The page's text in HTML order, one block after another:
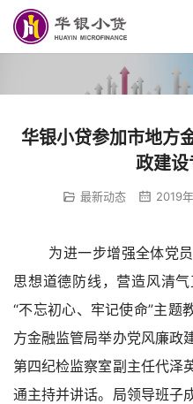
华银小贷参加市地方
政建
最新动态 2019
为进一步增强全体党
思想道德防线，营造风清
“不忘初心、牢记使命”主
方金融监管局举办党风廉政
第四纪检监察室副主任代泽
通主持并讲话。局领导班子